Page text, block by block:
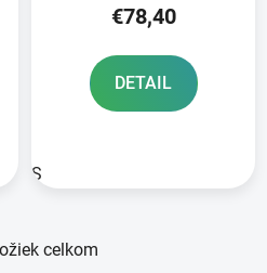
€78,40
DETAIL
S
O celkom